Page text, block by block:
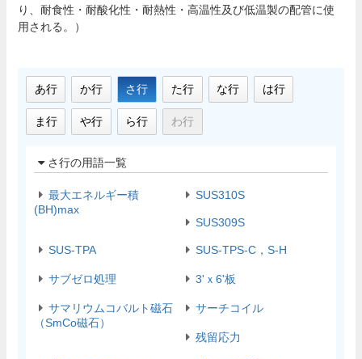
り、耐食性・耐酸化性・耐熱性・高温性及び低温製の配管に使
用される。）
あ行 か行 さ行 た行 な行 は行
ま行 や行 ら行 わ行
さ行の用語一覧
最大エネルギー積
(BH)max
SUS310S
SUS309S
SUS-TPA SUS-TPS-C，S-H
サブゼロ処理 3'ｘ6'板
サマリウムコバルト磁石
（SmCo磁石）
サーチコイル
残留応力